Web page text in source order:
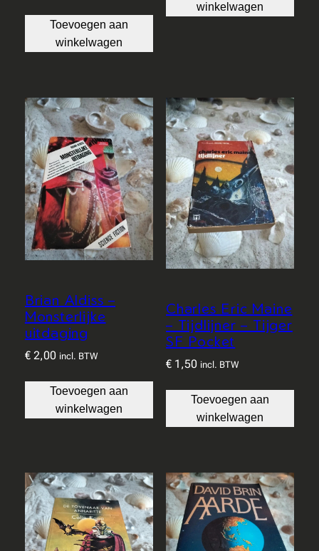
Toevoegen aan
winkelwagen
winkelwagen
Brian Aldiss –
Monsterlijke
uitdaging
€2,00 incl. BTW
Toevoegen aan
winkelwagen
Charles Eric Maine
– Tijdlijner – Tijger
SF Pocket
€ 1,50 incl. BTW
Toevoegen aan
winkelwagen